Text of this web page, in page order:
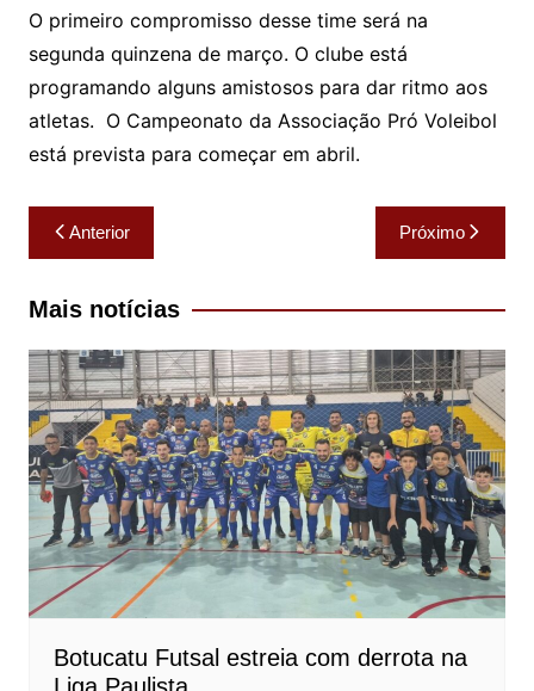
O primeiro compromisso desse time será na
segunda quinzena de março. O clube está
programando alguns amistosos para dar ritmo aos
atletas. O Campeonato da Associação Pró Voleibol
está prevista para começar em abril.
Navegação
de
Post
Anterior Próximo
Mais notícias
Botucatu Futsal estreia com derrota na